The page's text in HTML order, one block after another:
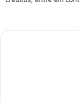
compra certeira